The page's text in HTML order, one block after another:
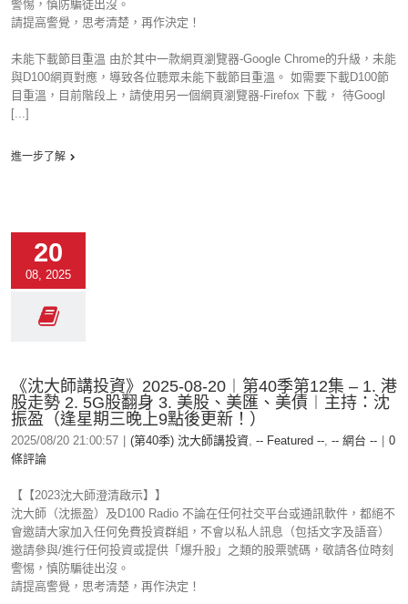
警惕，慎防騙徒出沒。
請提高警覺，思考清楚，再作決定！
未能下載節目重溫 由於其中一款網頁瀏覽器-Google Chrome的升級，未能
與D100網頁對應，導致各位聽眾未能下載節目重溫。 如需要下載D100節
目重溫，目前階段上，請使用另一個網頁瀏覽器-Firefox 下載， 待Googl
[...]
進一步了解
20
08, 2025
《沈大師講投資》2025-08-20︱第40季第12集 – 1. 港
股走勢 2. 5G股翻身 3. 美股、美匯、美債︱主持：沈
振盈（逢星期三晚上9點後更新！）
2025/08/20 21:00:57 (第40季) 沈大師講投資, -- Featured --, -- 網台 --
0
條評論
【【2023沈大師澄清啟示】】
沈大師（沈振盈）及D100 Radio 不論在任何社交平台或通訊軟件，都絕不
會邀請大家加入任何免費投資群組，不會以私人訊息（包括文字及語音）
邀請參與/進行任何投資或提供「爆升股」之類的股票號碼，敬請各位時刻
警惕，慎防騙徒出沒。
請提高警覺，思考清楚，再作決定！